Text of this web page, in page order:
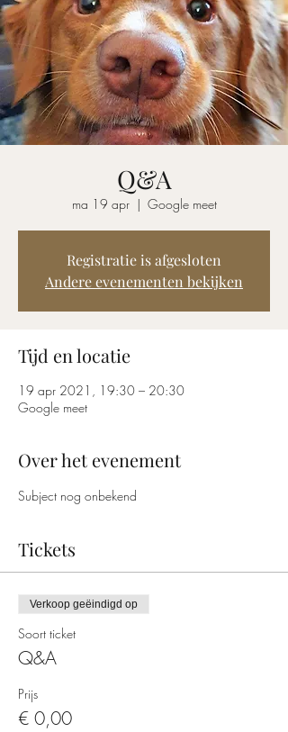
Q&A
ma 19 apr
  |
Google meet
Registratie is afgesloten
Andere evenementen bekijken
Tijd en locatie
19 apr 2021, 19:30 – 20:30
Google meet
Over het evenement
Subject nog onbekend
Tickets
Verkoop geëindigd op
Soort ticket
Q&A
Prijs
€ 0,00